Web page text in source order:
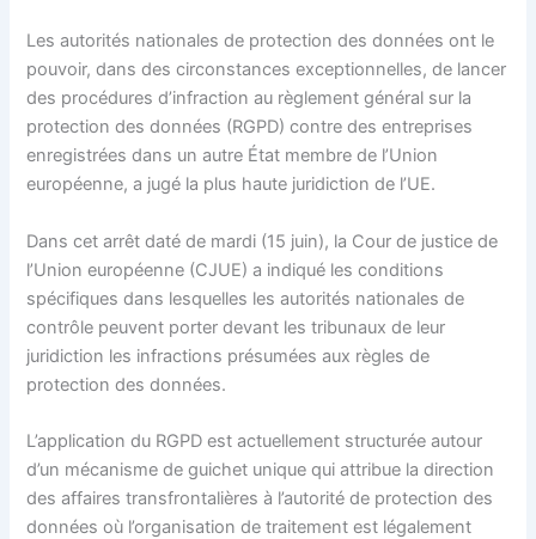
Les autorités nationales de protection des données ont le
pouvoir, dans des circonstances exceptionnelles, de lancer
des procédures d’infraction au règlement général sur la
protection des données (RGPD) contre des entreprises
enregistrées dans un autre État membre de l’Union
européenne, a jugé la plus haute juridiction de l’UE.
Dans cet arrêt daté de mardi (15 juin), la Cour de justice de
l’Union européenne (CJUE) a indiqué les conditions
spécifiques dans lesquelles les autorités nationales de
contrôle peuvent porter devant les tribunaux de leur
juridiction les infractions présumées aux règles de
protection des données.
L’application du RGPD est actuellement structurée autour
d’un mécanisme de guichet unique qui attribue la direction
des affaires transfrontalières à l’autorité de protection des
données où l’organisation de traitement est légalement